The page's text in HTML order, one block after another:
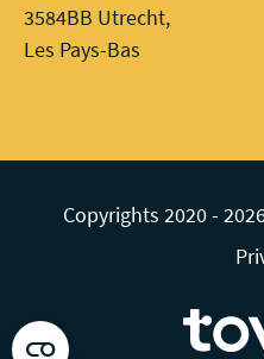
3584BB Utrecht,
Les Pays-Bas
Copyrights 2020 -